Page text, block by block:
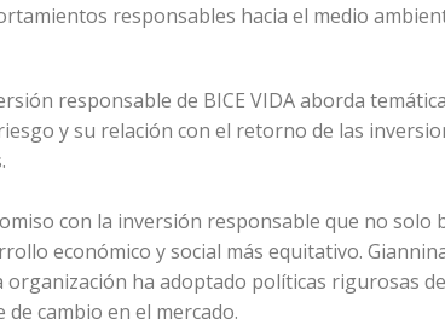
responsables hacia el medio
responsable de BICE VIDA aborda
y su relación con el retorno de las
con la inversión responsable que no solo
económico y social más equitativo.
organización ha adoptado políticas rigurosas
cambio en el mercado.